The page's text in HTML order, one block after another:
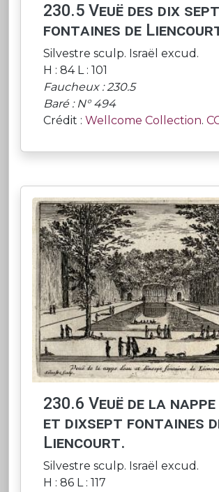
230.5 Veuë des dix sept
fontaines de
Silvestre sculp. Israël excud.
H : 84 L : 101
Faucheux : 230.5
Baré : N° 494
Crédit : Wellcome Collection.
230.6 Veuë de la nappe
et dixsept fontaines
Liencourt.
Silvestre sculp. Israël excud.
H : 86 L : 117